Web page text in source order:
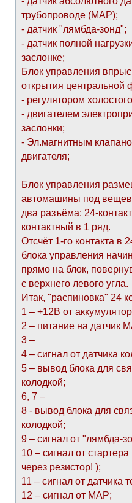
трубопроводе (МАР);
- датчик "лямбда-зонд";
- датчик полной
заслонке;
Блок управления
открытия центральной
- регулятором
- двигателем
заслонки;
- Эл.магнитным
двигателя;
Блок управления
автомашины под
два разъёма: 24-
контактный в 1 ряд.
Отсчёт 1-го контакта в
блока управления
прямо на блок,
с верхнего левого угла.
Итак, "распиновка" 24
1 – +12В от
2 – питание на датчик
3 –
4 – сигнал от датчика
5 – вывод блока для
колодкой;
6, 7 –
8 - вывод блока для
колодкой;
9 – сигнал от "лямбда-
10 – сигнал от
через резистор! );
11 – сигнал от датчика
12 – сигнал от МАР;